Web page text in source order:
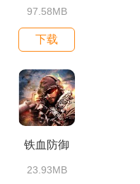
97.58MB
下载
铁血防御
23.93MB